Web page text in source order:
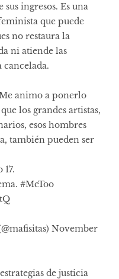
ingresos. Es una
que puede
no restaura la
ni atiende las
cancelada.
animo a ponerlo
los grandes artistas,
esos hombres
también pueden ser
#MeToo
November
de justicia